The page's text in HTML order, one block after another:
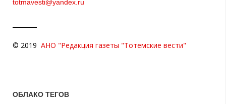
totmavesti@yandex.ru
© 2019 АНО "Редакция газеты "Тотемские вести"
ОБЛАКО ТЕГОВ